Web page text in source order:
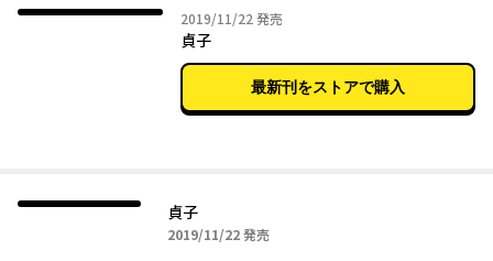
2019/11/22 2019年11月22日
発売
貞子
最新刊をストアで購入
貞子
2019/11/222019年11月22日
発売